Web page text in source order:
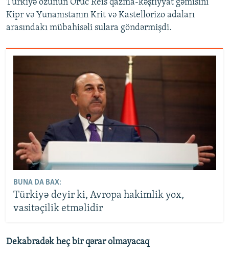
Türkiyə özünün Oruc Reis qazma-kəşfiyyat gəmisini
Kipr və Yunanıstanın Krit və Kastellorizo adaları
arasındakı mübahisəli sulara göndərmişdi.
BUNA DA BAX:
Türkiyə deyir ki, Avropa hakimlik yox,
vasitəçilik etməlidir
Dekabradək heç bir qərar olmayacaq